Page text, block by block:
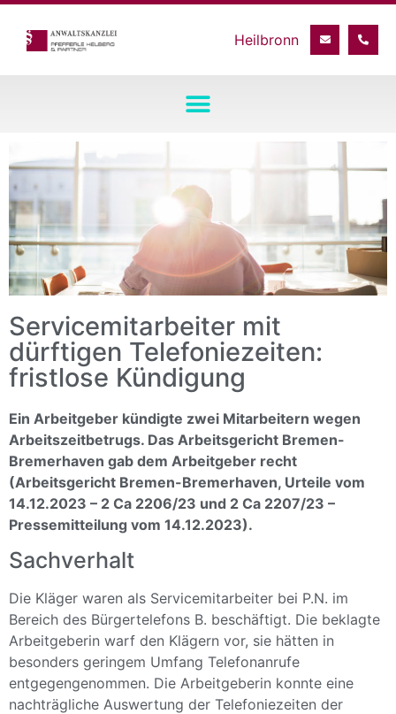
Servicemitarbeiter mit
dürftigen Telefoniezeiten:
fristlose Kündigung
Ein Arbeitgeber kündigte zwei Mitarbeitern wegen
Arbeitszeitbetrugs. Das Arbeitsgericht Bremen-
Bremerhaven gab dem Arbeitgeber recht
(Arbeitsgericht Bremen-Bremerhaven, Urteile vom
14.12.2023 – 2 Ca 2206/23 und 2 Ca 2207/23 –
Pressemitteilung vom 14.12.2023).
Sachverhalt
Die Kläger waren als Servicemitarbeiter bei P.N. im
Bereich des Bürgertelefons B. beschäftigt. Die beklagte
Arbeitgeberin warf den Klägern vor, sie hätten in
besonders geringem Umfang Telefonanrufe
entgegengenommen. Die Arbeitgeberin konnte eine
nachträgliche Auswertung der Telefoniezeiten der